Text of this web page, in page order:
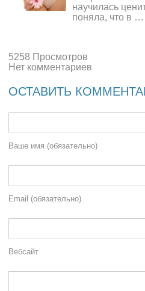
научилась
поняла, что в …
5258 Просмотров
Нет комментариев
ОСТАВИТЬ
Ваше имя (обязательно)
Email (обязательно)
Вебсайт